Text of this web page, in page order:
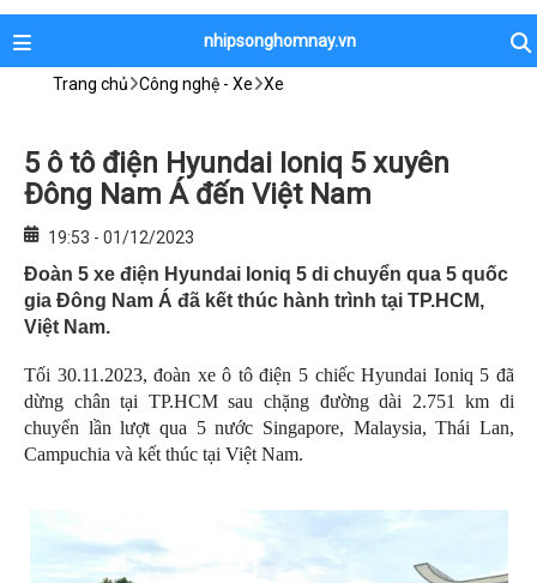
nhipsonghomnay.vn
Trang chủ Công nghệ - Xe Xe
5 ô tô điện Hyundai Ioniq 5 xuyên
Đông Nam Á đến Việt Nam
19:53 - 01/12/2023
Đoàn 5 xe điện Hyundai Ioniq 5 di chuyển qua 5 quốc
gia Đông Nam Á đã kết thúc hành trình tại TP.HCM,
Việt Nam.
Tối 30.11.2023, đoàn xe ô tô điện 5 chiếc Hyundai Ioniq 5 đã
dừng chân tại TP.HCM sau chặng đường dài 2.751 km di
chuyển lần lượt qua 5 nước Singapore, Malaysia, Thái Lan,
Campuchia và kết thúc tại Việt Nam.